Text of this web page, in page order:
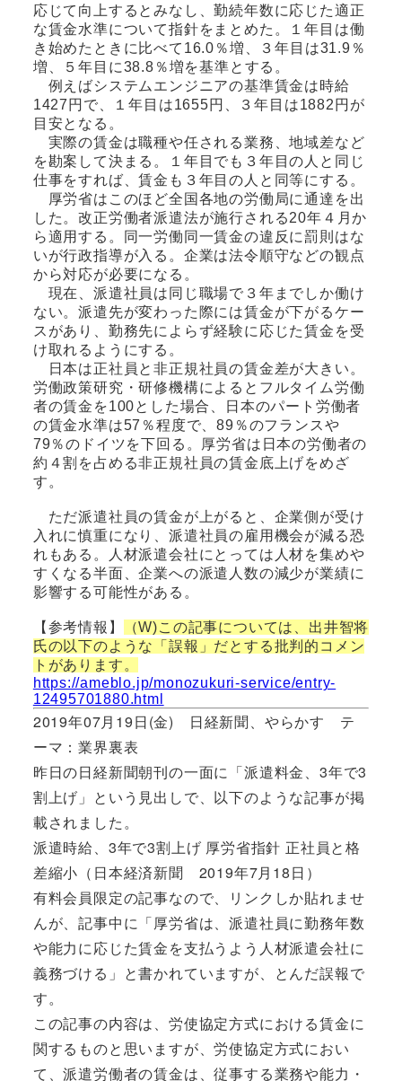
応じて向上するとみなし、勤続年数に応じた適正
な賃金水準について指針をまとめた。１年目は働
き始めたときに比べて16.0％増、３年目は31.9％
増、５年目に38.8％増を基準とする。
例えばシステムエンジニアの基準賃金は時給
1427円で、１年目は1655円、３年目は1882円が
目安となる。
実際の賃金は職種や任される業務、地域差など
を勘案して決まる。１年目でも３年目の人と同じ
仕事をすれば、賃金も３年目の人と同等にする。
厚労省はこのほど全国各地の労働局に通達を出
した。改正労働者派遣法が施行される20年４月か
ら適用する。同一労働同一賃金の違反に罰則はな
いが行政指導が入る。企業は法令順守などの観点
から対応が必要になる。
現在、派遣社員は同じ職場で３年までしか働け
ない。派遣先が変わった際には賃金が下がるケー
スがあり、勤務先によらず経験に応じた賃金を受
け取れるようにする。
日本は正社員と非正規社員の賃金差が大きい。
労働政策研究・研修機構によるとフルタイム労働
者の賃金を100とした場合、日本のパート労働者
の賃金水準は57％程度で、89％のフランスや
79％のドイツを下回る。厚労省は日本の労働者の
約４割を占める非正規社員の賃金底上げをめざ
す。
ただ派遣社員の賃金が上がると、企業側が受け
入れに慎重になり、派遣社員の雇用機会が減る恐
れもある。人材派遣会社にとっては人材を集めや
すくなる半面、企業への派遣人数の減少が業績に
影響する可能性がある。
【参考情報】
（W)この記事については、出井智将
氏の以下のような「誤報」だとする批判的コメン
トがあります。
https://ameblo.jp/monozukuri-service/entry-
12495701880.html
2019年07月19日(金) 日経新聞、やらかす テ
ーマ：業界裏表
昨日の日経新聞朝刊の一面に「派遣料金、3年で3
割上げ」という見出しで、以下のような記事が掲
載されました。
派遣時給、3年で3割上げ 厚労省指針 正社員と格
差縮小（日本経済新聞 2019年7月18日）
有料会員限定の記事なので、リンクしか貼れませ
んが、記事中に「厚労省は、派遣社員に勤務年数
や能力に応じた賃金を支払うよう人材派遣会社に
義務づける」と書かれていますが、とんだ誤報で
す。
この記事の内容は、労使協定方式における賃金に
関するものと思いますが、労使協定方式におい
て、派遣労働者の賃金は、従事する業務や能力・